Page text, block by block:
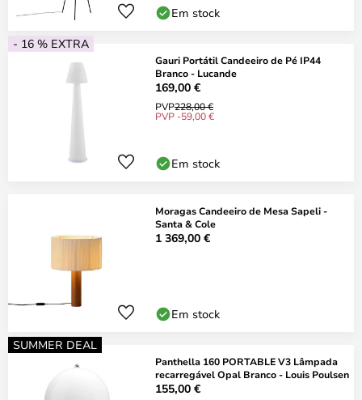
Em stock
- 16 % EXTRA
Gauri Portátil Candeeiro de Pé IP44
Branco - Lucande
169,00 €
PVP228,00 €
PVP -59,00 €
Em stock
Moragas Candeeiro de Mesa Sapeli -
Santa & Cole
1 369,00 €
Em stock
SUMMER DEAL
Panthella 160 PORTABLE V3 Lâmpada
recarregável Opal Branco - Louis Poulsen
155,00 €